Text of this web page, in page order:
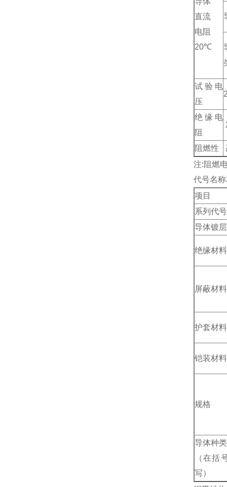
直流
电阻
20℃
试验电
压
绝缘电
阻
阻燃性
注:阻燃
代号名
项目
系列代号
导体镀层
绝缘材料
屏蔽材料
护套材料
铠装材料
规格
导体种类
（在括
写）